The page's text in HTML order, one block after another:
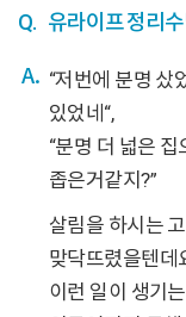
Q. 유라이프 정리
“저번에 분명 샀
있었네“,
“분명 더 넓은
좁은거같지?”
살림을 하시는
맞닥뜨렸을텐데
이런 일이 생기